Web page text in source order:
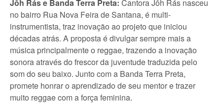
Jôh Rás e Banda Terra Preta: Cantora Jôh Rás nasceu
no bairro Rua Nova Feira de Santana, é multi-
instrumentista, traz inovação ao projeto que iniciou
décadas atrás. A proposta é divulgar sempre mais a
música principalmente o reggae, trazendo a inovação
sonora através do frescor da juventude traduzida pelo
som do seu baixo. Junto com a Banda Terra Preta,
promete honrar o aprendizado de seu mentor e trazer
muito reggae com a força feminina.